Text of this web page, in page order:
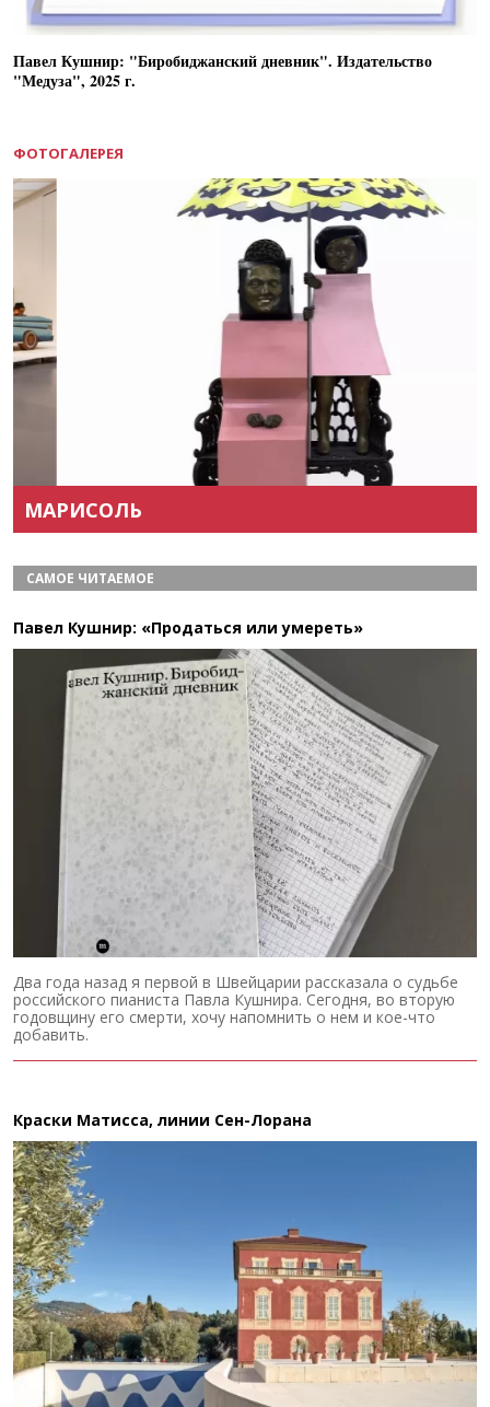
Павел Кушнир: "Биробиджанский дневник". Издательство
"Медуза", 2025 г.
ФОТОГАЛЕРЕЯ
МАРИСОЛЬ
САМОЕ ЧИТАЕМОЕ
Павел Кушнир: «Продаться или умереть»
Два года назад я первой в Швейцарии рассказала о судьбе
российского пианиста Павла Кушнира. Сегодня, во вторую
годовщину его смерти, хочу напомнить о нем и кое-что
добавить.
Краски Матисса, линии Сен-Лорана